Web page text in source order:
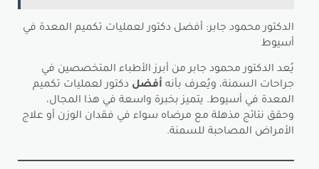
الدكتور محمود جابر: أفضل دكتور لعمليات تكميم المعدة في
أسيوط
يُعد الدكتور محمود جابر من أبرز الأطباء المتخصصين في
جراحات السمنة، ويُعرف بأنه أفضل دكتور لعمليات تكميم
المعدة في أسيوط. يتميز بخبرة واسعة في هذا المجال،
وحقق نتائج مذهلة مع مرضاه سواء في فقدان الوزن أو علاج
الأمراض المصاحبة للسمنة.